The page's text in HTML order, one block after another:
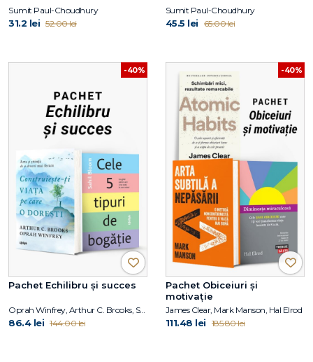
Sumit Paul-Choudhury
31.2 lei 52.00 lei
Sumit Paul-Choudhury
45.5 lei 65.00 lei
-40%
Pachet Echilibru și succes
Oprah Winfrey, Arthur C. Brooks, Sahil Bloom
86.4 lei 144.00 lei
-40%
Pachet Obiceiuri și
motivație
James Clear, Mark Manson, Hal Elrod
111.48 lei 185.80 lei